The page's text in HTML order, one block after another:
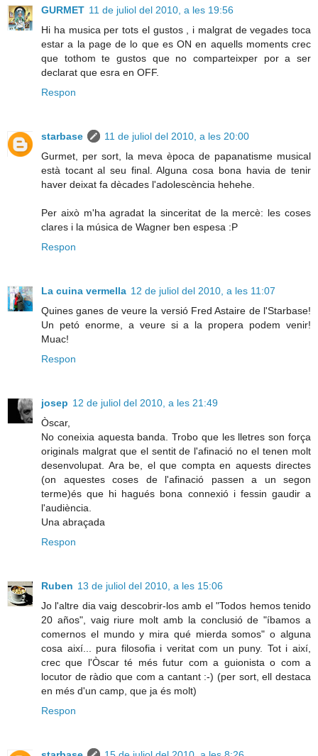
GURMET 11 de juliol del 2010, a les 19:56
Hi ha musica per tots el gustos , i malgrat de vegades toca
estar a la page de lo que es ON en aquells moments crec
que tothom te gustos que no comparteixper por a ser
declarat que esra en OFF.
Respon
starbase
11 de juliol del 2010, a les 20:00
Gurmet, per sort, la meva època de papanatisme musical
està tocant al seu final. Alguna cosa bona havia de tenir
haver deixat fa dècades l'adolescència hehehe.
Per això m'ha agradat la sinceritat de la mercè: les coses
clares i la música de Wagner ben espesa :P
Respon
La cuina vermella 12 de juliol del 2010, a les 11:07
Quines ganes de veure la versió Fred Astaire de l'Starbase!
Un petó enorme, a veure si a la propera podem venir!
Muac!
Respon
josep 12 de juliol del 2010, a les 21:49
Òscar,
No coneixia aquesta banda. Trobo que les lletres son força
originals malgrat que el sentit de l'afinació no el tenen molt
desenvolupat. Ara be, el que compta en aquests directes
(on aquestes coses de l'afinació passen a un segon
terme)és que hi hagués bona connexió i fessin gaudir a
l'audiència.
Una abraçada
Respon
Ruben 13 de juliol del 2010, a les 15:06
Jo l'altre dia vaig descobrir-los amb el "Todos hemos tenido
20 años", vaig riure molt amb la conclusió de "íbamos a
comernos el mundo y mira qué mierda somos" o alguna
cosa així... pura filosofia i veritat com un puny. Tot i així,
crec que l'Òscar té més futur com a guionista o com a
locutor de ràdio que com a cantant :-) (per sort, ell destaca
en més d'un camp, que ja és molt)
Respon